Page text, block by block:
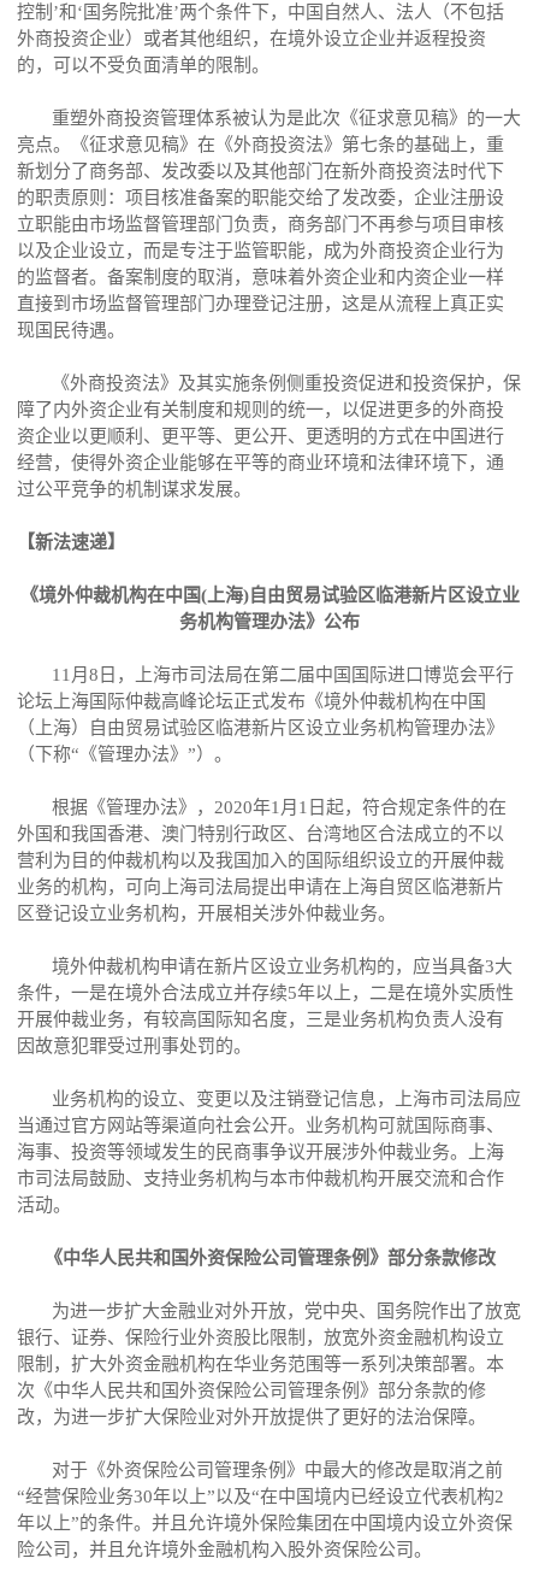
控制’和‘国务院批准’两个条件下，中国自然人、法人（不包括
外商投资企业）或者其他组织，在境外设立企业并返程投资
的，可以不受负面清单的限制。
重塑外商投资管理体系被认为是此次《征求意见稿》的一大
亮点。《征求意见稿》在《外商投资法》第七条的基础上，重
新划分了商务部、发改委以及其他部门在新外商投资法时代下
的职责原则：项目核准备案的职能交给了发改委，企业注册设
立职能由市场监督管理部门负责，商务部门不再参与项目审核
以及企业设立，而是专注于监管职能，成为外商投资企业行为
的监督者。备案制度的取消，意味着外资企业和内资企业一样
直接到市场监督管理部门办理登记注册，这是从流程上真正实
现国民待遇。
《外商投资法》及其实施条例侧重投资促进和投资保护，保
障了内外资企业有关制度和规则的统一，以促进更多的外商投
资企业以更顺利、更平等、更公开、更透明的方式在中国进行
经营，使得外资企业能够在平等的商业环境和法律环境下，通
过公平竞争的机制谋求发展。
【新法速递】
《境外仲裁机构在中国(上海)自由贸易试验区临港新片区设立业
务机构管理办法》公布
11月8日，上海市司法局在第二届中国国际进口博览会平行
论坛上海国际仲裁高峰论坛正式发布《境外仲裁机构在中国
（上海）自由贸易试验区临港新片区设立业务机构管理办法》
（下称“《管理办法》”）。
根据《管理办法》，2020年1月1日起，符合规定条件的在
外国和我国香港、澳门特别行政区、台湾地区合法成立的不以
营利为目的仲裁机构以及我国加入的国际组织设立的开展仲裁
业务的机构，可向上海司法局提出申请在上海自贸区临港新片
区登记设立业务机构，开展相关涉外仲裁业务。
境外仲裁机构申请在新片区设立业务机构的，应当具备3大
条件，一是在境外合法成立并存续5年以上，二是在境外实质性
开展仲裁业务，有较高国际知名度，三是业务机构负责人没有
因故意犯罪受过刑事处罚的。
业务机构的设立、变更以及注销登记信息，上海市司法局应
当通过官方网站等渠道向社会公开。业务机构可就国际商事、
海事、投资等领域发生的民商事争议开展涉外仲裁业务。上海
市司法局鼓励、支持业务机构与本市仲裁机构开展交流和合作
活动。
《中华人民共和国外资保险公司管理条例》部分条款修改
为进一步扩大金融业对外开放，党中央、国务院作出了放宽
银行、证券、保险行业外资股比限制，放宽外资金融机构设立
限制，扩大外资金融机构在华业务范围等一系列决策部署。本
次《中华人民共和国外资保险公司管理条例》部分条款的修
改，为进一步扩大保险业对外开放提供了更好的法治保障。
对于《外资保险公司管理条例》中最大的修改是取消之前
“经营保险业务30年以上”以及“在中国境内已经设立代表机构2
年以上”的条件。并且允许境外保险集团在中国境内设立外资保
险公司，并且允许境外金融机构入股外资保险公司。